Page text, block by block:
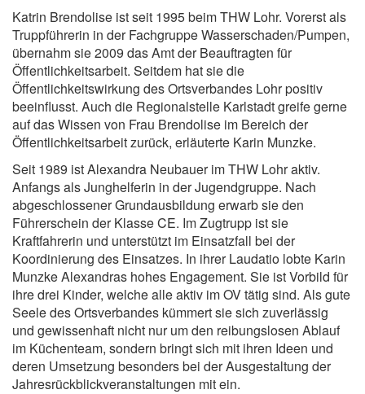
Katrin Brendolise ist seit 1995 beim THW Lohr. Vorerst als
Truppführerin in der Fachgruppe Wasserschaden/Pumpen,
übernahm sie 2009 das Amt der Beauftragten für
Öffentlichkeitsarbeit. Seitdem hat sie die
Öffentlichkeitswirkung des Ortsverbandes Lohr positiv
beeinflusst. Auch die Regionalstelle Karlstadt greife gerne
auf das Wissen von Frau Brendolise im Bereich der
Öffentlichkeitsarbeit zurück, erläuterte Karin Munzke.
Seit 1989 ist Alexandra Neubauer im THW Lohr aktiv.
Anfangs als Junghelferin in der Jugendgruppe. Nach
abgeschlossener Grundausbildung erwarb sie den
Führerschein der Klasse CE. Im Zugtrupp ist sie
Kraftfahrerin und unterstützt im Einsatzfall bei der
Koordinierung des Einsatzes. In ihrer Laudatio lobte Karin
Munzke Alexandras hohes Engagement. Sie ist Vorbild für
ihre drei Kinder, welche alle aktiv im OV tätig sind. Als gute
Seele des Ortsverbandes kümmert sie sich zuverlässig
und gewissenhaft nicht nur um den reibungslosen Ablauf
im Küchenteam, sondern bringt sich mit ihren Ideen und
deren Umsetzung besonders bei der Ausgestaltung der
Jahresrückblickveranstaltungen mit ein.